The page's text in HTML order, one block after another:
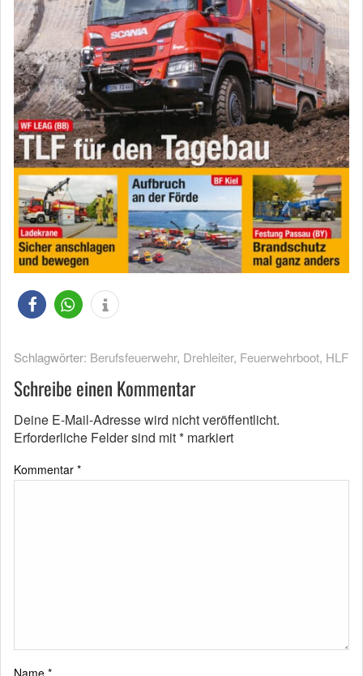
Schlagwörter: Berufsfeuerwehr, Drehleiter, Feuerwehrboot, HLF
Schreibe einen Kommentar
Deine E-Mail-Adresse wird nicht veröffentlicht.
Erforderliche Felder sind mit* markiert
Kommentar *
Name *